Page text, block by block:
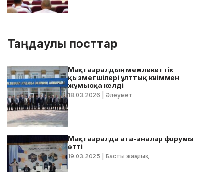
Таңдаулы посттар
Мақтааралдың мемлекеттік
қызметшілері ұлттық киіммен
жұмысқа келді
18.03.2026 | Әлеумет
Мақтааралда ата-аналар форумы
өтті
19.03.2025 | Басты жаңалық